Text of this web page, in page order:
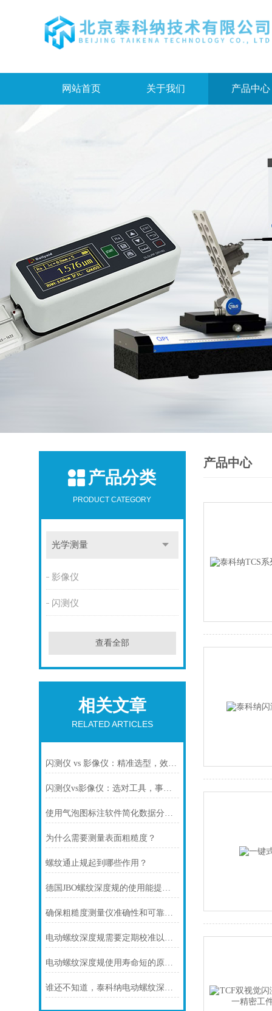
网站首页 关于我们 产品中心
产品分类
PRODUCT CATEGORY
光学测量
影像仪
闪测仪
查看全部
相关文章
RELATED ARTICLES
闪测仪 vs 影像仪：精准选型，效率与精度双赢
闪测仪vs影像仪：选对工具，事半功倍
使用气泡图标注软件简化数据分析流程
为什么需要测量表面粗糙度？
螺纹通止规起到哪些作用？
德国JBO螺纹深度规的使用能提高检验结果的可靠性
确保粗糙度测量仪准确性和可靠性的使用注意事项
电动螺纹深度规需要定期校准以保证测量精度
电动螺纹深度规使用寿命短的原因及处理方法
谁还不知道，泰科纳电动螺纹深度规，检测周期能缩短了80%
产品中心